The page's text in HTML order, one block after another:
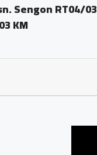
Sengon RT04/
KM